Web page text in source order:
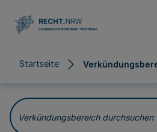
Startseite
Verkündungsbereich durchsuchen